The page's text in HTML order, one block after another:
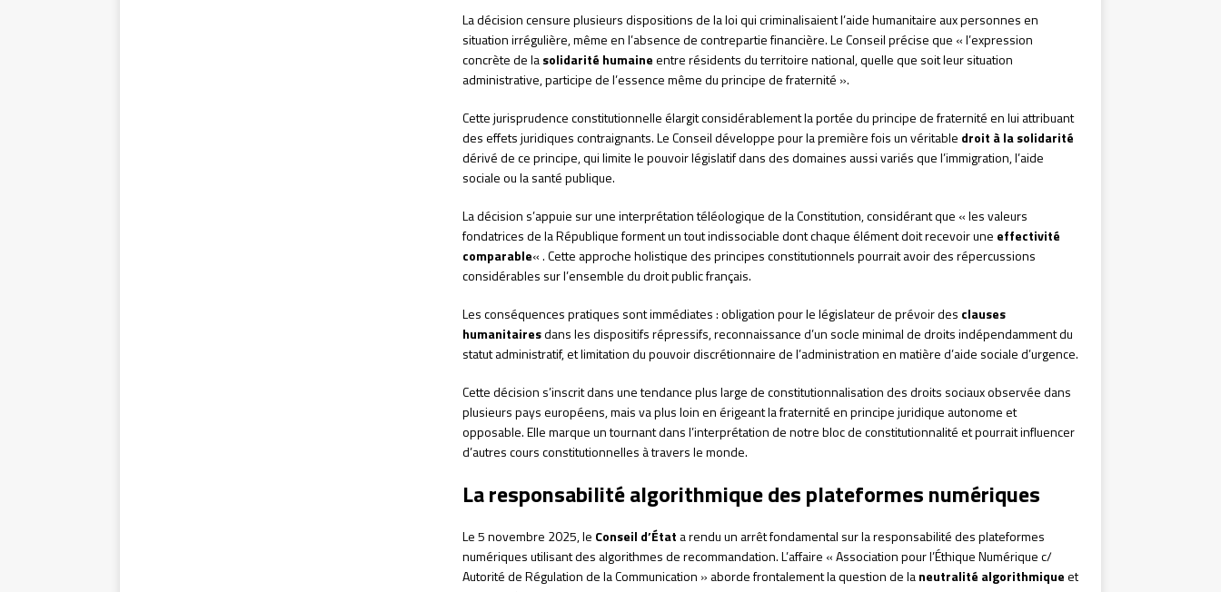
La décision censure plusieurs dispositions de la loi qui criminalisaient l’aide humanitaire aux personnes en
situation irrégulière, même en l’absence de contrepartie financière. Le Conseil précise que « l’expression
concrète de lasolidarité humaineentre résidents du territoire national, quelle que soit leur situation
administrative, participe de l’essence même du principe de fraternité ».
Cette jurisprudence constitutionnelle élargit considérablement la portée du principe de fraternité en lui attribuant
des effets juridiques contraignants. Le Conseil développe pour la première fois un véritable droit à la solidarité
dérivé de ce principe, qui limite le pouvoir législatif dans des domaines aussi variés que l’immigration, l’aide
sociale ou la santé publique.
La décision s’appuie sur une interprétation téléologique de la Constitution, considérant que « les valeurs
fondatrices de la République forment un tout indissociable dont chaque élément doit recevoir une effectivité
comparable« . Cette approche holistique des principes constitutionnels pourrait avoir des répercussions
considérables sur l’ensemble du droit public français.
Les conséquences pratiques sont immédiates : obligation pour le législateur de prévoir des clauses
humanitairesdans les dispositifs répressifs, reconnaissance d’un socle minimal de droits indépendamment du
statut administratif, et limitation du pouvoir discrétionnaire de l’administration en matière d’aide sociale d’urgence.
Cette décision s’inscrit dans une tendance plus large de constitutionnalisation des droits sociaux observée dans
plusieurs pays européens, mais va plus loin en érigeant la fraternité en principe juridique autonome et
opposable. Elle marque un tournant dans l’interprétation de notre bloc de constitutionnalité et pourrait influencer
d’autres cours constitutionnelles à travers le monde.
La responsabilité algorithmique des plateformes numériques
Le 5 novembre 2025, le Conseil d’État a rendu un arrêt fondamental sur la responsabilité des plateformes
numériques utilisant des algorithmes de recommandation. L’affaire « Association pour l’Éthique Numérique c/
Autorité de Régulation de la Communication » aborde frontalement la question de laneutralité algorithmiqueet